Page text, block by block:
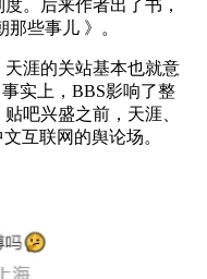
。后来作者出了书，
些事儿 》。
涯的关站基本也就意
实上，BBS影响了整
吧兴盛之前，天涯、
互联网的舆论场。